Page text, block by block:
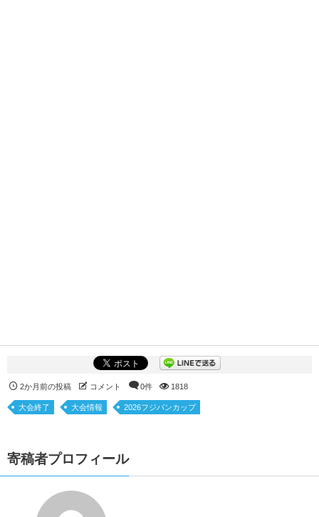
2か月前の投稿 コメント 0件 1818
大会終了 大会情報 2026フジパンカップ
寄稿者プロフィール